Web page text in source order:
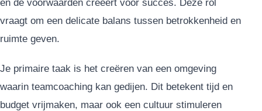
en de voorwaarden creëert voor succes. Deze rol
vraagt om een delicate balans tussen betrokkenheid en
ruimte geven.
Je primaire taak is het creëren van een omgeving
waarin teamcoaching kan gedijen. Dit betekent tijd en
budget vrijmaken, maar ook een cultuur stimuleren